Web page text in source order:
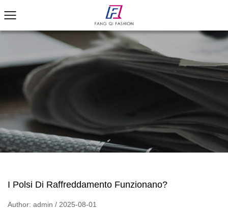
I Polsi Di Raffreddamento Funzionano?
Author: admin / 2025-08-01